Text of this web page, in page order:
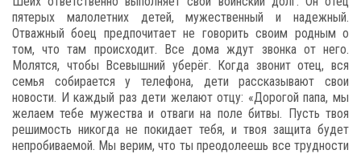
пятерых малолетних детей, мужественный и надежный.
Отважный боец предпочитает не говорить своим родным о
том, что там происходит. Все дома ждут звонка от него.
Молятся, чтобы Всевышний уберёг. Когда звонит отец, вся
семья собирается у телефона, дети рассказывают свои
новости. И каждый раз дети желают отцу: «Дорогой папа, мы
желаем тебе мужества и отваги на поле битвы. Пусть твоя
решимость никогда не покидает тебя, и твоя защита будет
непробиваемой. Мы верим, что ты преодолеешь все трудности